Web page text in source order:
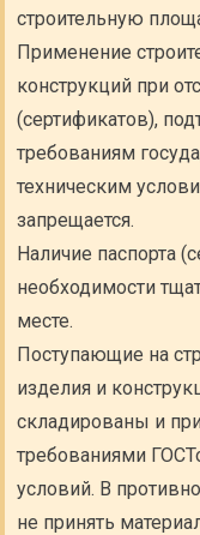
строительную
Применение
конструкций при
(сертификатов),
требованиям
техническим
запрещается.
Наличие паспорта
необходимости
месте.
Поступающие на
изделия и
складированы и
требованиями
условий. В
не принять